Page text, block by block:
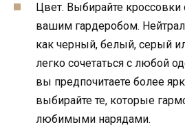
Цвет. Выбирайте
вашим гардеробом.
как черный, белый, серый
легко сочетаться с любой
вы предпочитаете более
выбирайте те, которые
любимыми нарядами.